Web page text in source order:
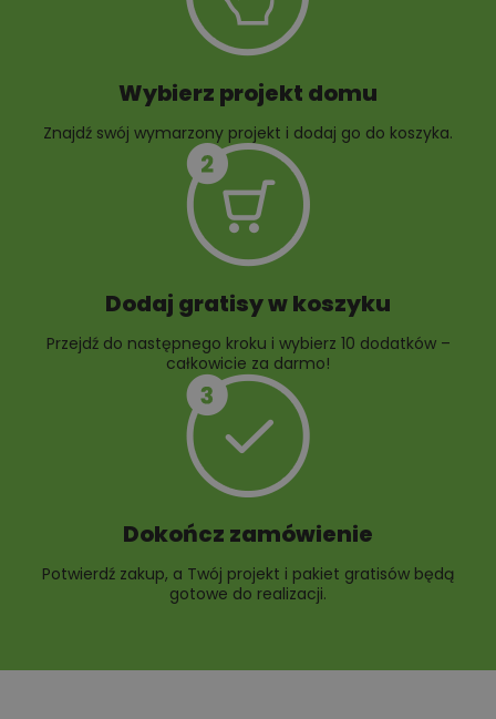
10 projektów rabat
Wybierz projekt domu
Znajdź swój wymarzony projekt i dodaj go do koszyka.
Dodaj gratisy w koszyku
Przejdź do następnego kroku i wybierz 10 dodatków –
całkowicie za darmo!
Dokończ zamówienie
Potwierdź zakup, a Twój projekt i pakiet gratisów będą
gotowe do realizacji.